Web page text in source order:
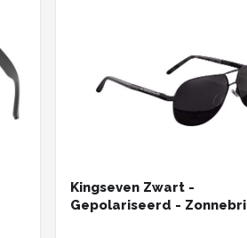
Kingseven Zwart -
Gepolariseerd -